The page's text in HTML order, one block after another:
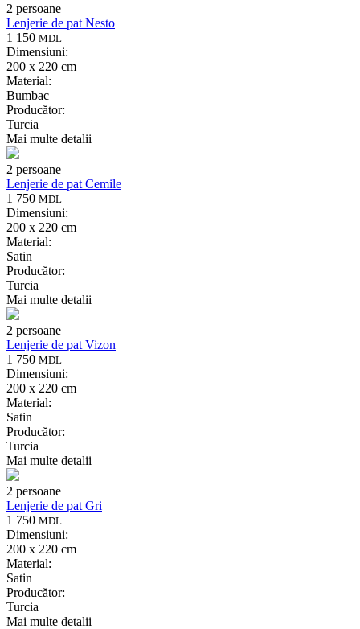
2 persoane
Lenjerie de pat Nesto
1 150 MDL
Dimensiuni:
200 x 220 cm
Material:
Bumbac
Producător:
Turcia
Mai multe detalii
2 persoane
Lenjerie de pat Cemile
1 750 MDL
Dimensiuni:
200 x 220 cm
Material:
Satin
Producător:
Turcia
Mai multe detalii
2 persoane
Lenjerie de pat Vizon
1 750 MDL
Dimensiuni:
200 x 220 cm
Material:
Satin
Producător:
Turcia
Mai multe detalii
2 persoane
Lenjerie de pat Gri
1 750 MDL
Dimensiuni:
200 x 220 cm
Material:
Satin
Producător:
Turcia
Mai multe detalii